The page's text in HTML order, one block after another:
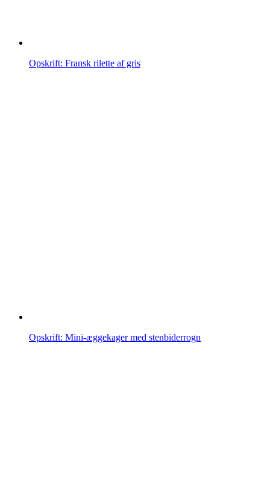
Opskrift: Fransk rilette af gris
Opskrift: Mini-æggekager med stenbiderrogn